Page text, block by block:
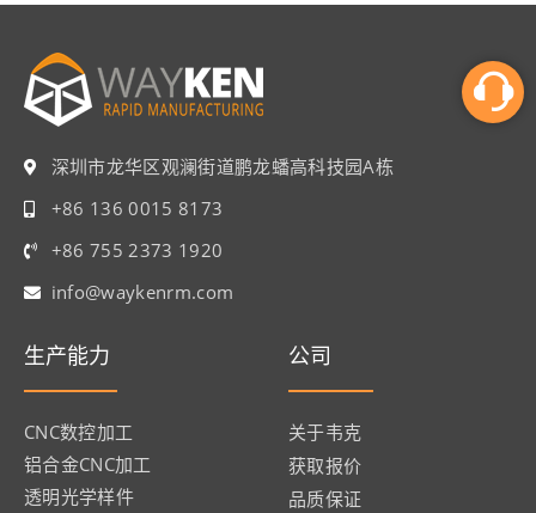
深圳市龙华区观澜街道鹏龙蟠高科技园A栋
+86 136 0015 8173
+86 755 2373 1920
info@waykenrm.com​
生产能力
CNC数控加工
铝合金CNC加工
透明光学样件
公司
关于韦克
获取报价
品质保证